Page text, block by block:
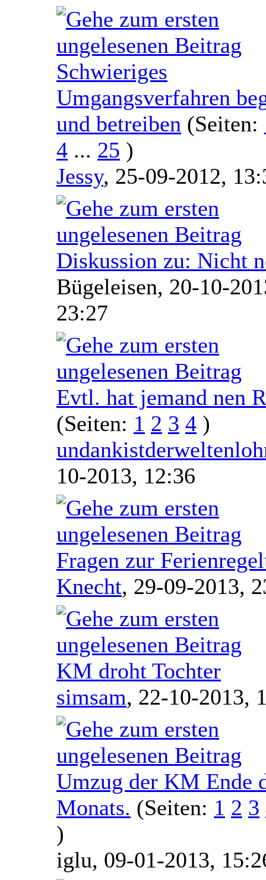
Schwieriges
Umgangsverfahren
und betreiben (Seiten:
4 ... 25 )
Jessy, 25-09-2012,
Diskussion zu: Nicht
Bügeleisen, 20-10-
23:27
Evtl. hat jemand nen
(Seiten: 1 2 3 4 )
10-2013, 12:36
Fragen zur
Knecht, 29-09-2013,
KM droht Tochter
simsam, 22-10-2013,
Umzug der KM Ende
Monats. (Seiten: 1 2 3
)
iglu, 09-01-2013,